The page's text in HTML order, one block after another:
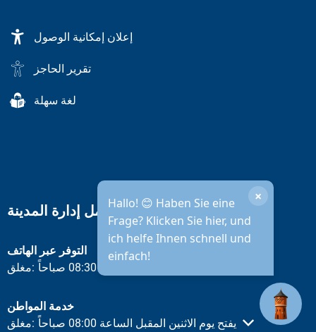
إعلان إمكانية الوصول
تقرير الحاجز
لغة سهلة
Hallo! 😊 Haben Sie eine
Frage? Klicken Sie hier, und
ich helfe Ihnen schnell und
einfach!
×
ساعات عمل إدارة المدينة
التوفر عبر الهاتف
انقر لإخفاء أوقات الفتح أو الإغلاق الأخرى
مغلق: يفتح يوم الاثنين المقبل الساعة 08:30 صباحاً
خدمة المواطن
انقر لإخفاء أوقات الفتح أو الإغلاق الأخرى
مغلق: يفتح يوم الاثنين المقبل الساعة 08:00 صباحاً